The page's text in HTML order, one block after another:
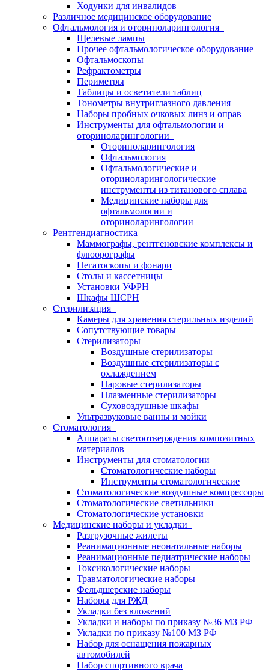
Ходунки для инвалидов
Различное медицинское оборудование
Офтальмология и оториноларингология
Щелевые лампы
Прочее офтальмологическое оборудование
Офтальмоскопы
Рефрактометры
Периметры
Таблицы и осветители таблиц
Тонометры внутриглазного давления
Наборы пробных очковых линз и оправ
Инструменты для офтальмологии и
оториноларингологии
Оториноларингология
Офтальмология
Офтальмологические и
оториноларингологические
инструменты из титанового сплава
Медицинские наборы для
офтальмологии и
оториноларингологии
Рентгендиагностика
Маммографы, рентгеновские комплексы и
флюорографы
Негатоскопы и фонари
Столы и кассетницы
Установки УФРН
Шкафы ШСРН
Стерилизация
Камеры для хранения стерильных изделий
Сопутствующие товары
Стерилизаторы
Воздушные стерилизаторы
Воздушные стерилизаторы с
охлаждением
Паровые стерилизаторы
Плазменные стерилизаторы
Суховоздушные шкафы
Ультразвуковые ванны и мойки
Стоматология
Аппараты светоотверждения композитных
материалов
Инструменты для стоматологии
Стоматологические наборы
Инструменты стоматологические
Стоматологические воздушные компрессоры
Стоматологические светильники
Стоматологические установки
Медицинские наборы и укладки
Разгрузочные жилеты
Реанимационные неонатальные наборы
Реанимационные педиатрические наборы
Токсикологические наборы
Травматологические наборы
Фельдшерские наборы
Наборы для РЖД
Укладки без вложений
Укладки и наборы по приказу №36 МЗ РФ
Укладки по приказу №100 МЗ РФ
Набор для оснащения пожарных
автомобилей
Набор спортивного врача